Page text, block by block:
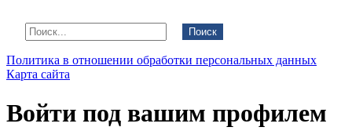
Поиск
Политика в отношении обработки персональных данных
Карта сайта
Войти под вашим профилем